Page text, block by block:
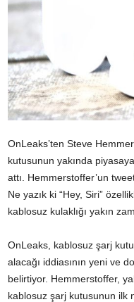
OnLeaks’ten Steve
kutusunun yakında
attı. Hemmerstoffer’un
Ne yazık ki “Hey, Siri”
kablosuz kulaklığı yakın
OnLeaks, kablosuz şarj
alacağı iddiasının yeni ve
belirtiyor. Hemmerstoffer,
kablosuz şarj kutusunun ilk